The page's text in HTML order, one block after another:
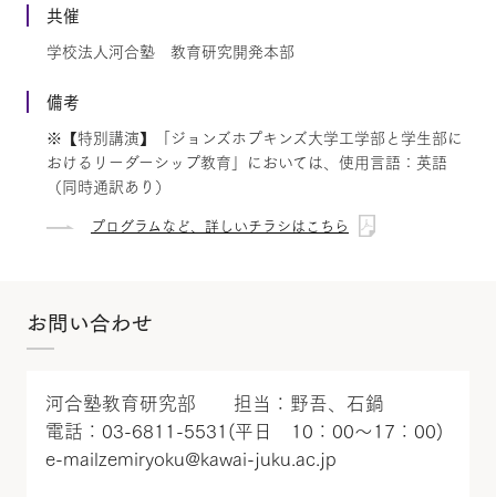
共催
学校法人河合塾 教育研究開発本部
備考
※【特別講演】「ジョンズホプキンズ大学工学部と学生部に
おけるリーダーシップ教育」においては、使用言語：英語
（同時通訳あり）
プログラムなど、詳しいチラシはこちら
お問い合わせ
河合塾教育研究部 担当：野吾、石鍋
電話：03-6811-5531(平日 10：00～17：00)
e-mailzemiryoku@kawai-juku.ac.jp